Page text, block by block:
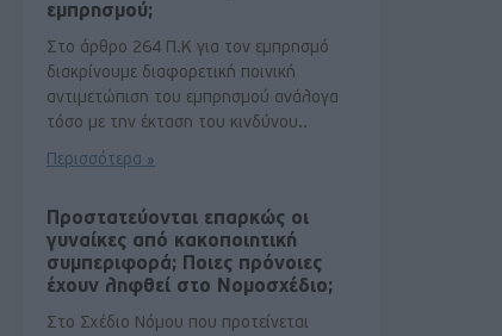
εμπρησμού;
Στο άρθρο 264 Π.Κ για τον εμπρησμό
διακρίνουμε διαφορετική ποινική
αντιμετώπιση του εμπρησμού ανάλογα
τόσο με την έκταση του κινδύνου..
Περισσότερα »
Προστατεύονται επαρκώς οι
γυναίκες από κακοποιητική
συμπεριφορά; Ποιες πρόνοιες
έχουν ληφθεί στο Νομοσχέδιο;
Στο Σχέδιο Νόμου που προτείνεται